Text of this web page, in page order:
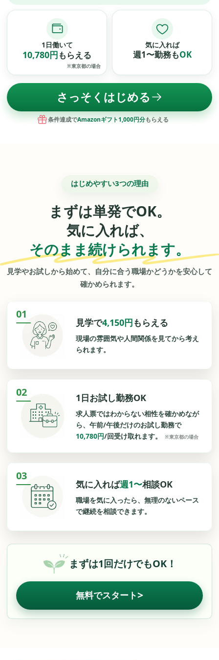
1日働いて
10,780円もらえる
※東京都の場合
気に入れば
週1〜勤務もOK
さっそくはじめる
条件達成でAmazonギフト1,000円分もらえる
はじめやすい3つの理由
まずは単発でOK。
気に入れば、
そのまま続けられます。
見学やお試しから始めて、自分に合う職場かどうかを安心して
確かめられます。
01
見学で4,150円もらえる
現場の雰囲気や人間関係を見てから考え
られます。
02 1日お試し勤務OK
求人票ではわからない相性を確かめなが
ら、午前/午後だけのお試し勤務で
10,780円/回受け取れます。 ※東京都の場合
03
気に入れば週1〜相談OK
職場を気に入ったら、無理のないペース
で継続を相談できます。
まずは1回だけでもOK！
無料でスタート>